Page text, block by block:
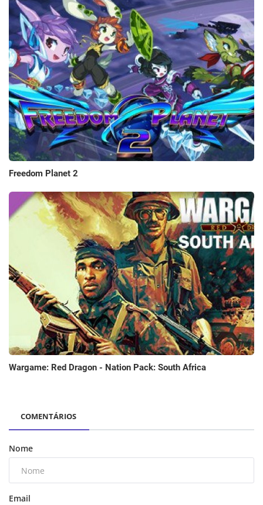
Freedom Planet 2
Wargame: Red Dragon - Nation Pack: South Africa
COMENTÁRIOS
Nome
Email